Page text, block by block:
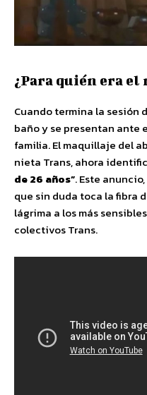
¿Para quién era
Cuando termina la sesión
baño y se presentan ante
familia. El maquillaje del
nieta Trans, ahora
de 26 años”. Este
que sin duda toca la fibra
lágrima a los más
colectivos Trans.